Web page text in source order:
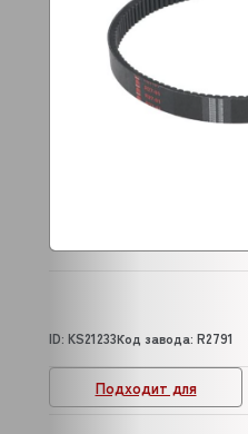
Подходит для
ID: KS21233Код завода: R2791